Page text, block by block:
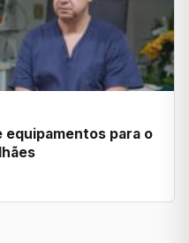
equipamentos para o